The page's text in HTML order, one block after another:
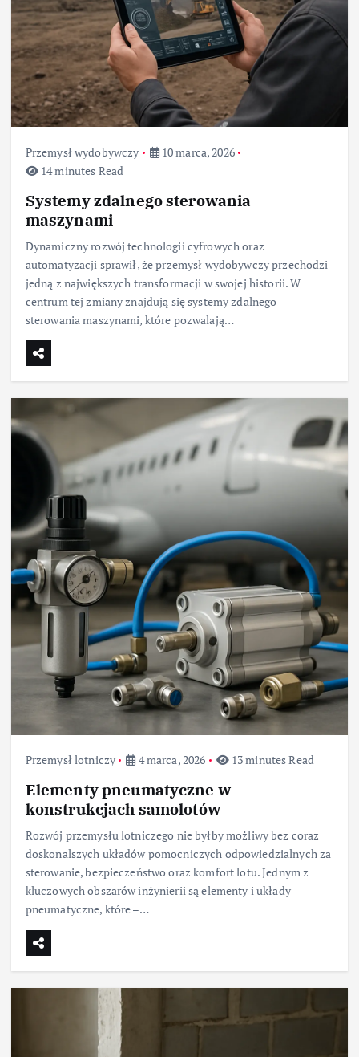
Przemysł wydobywczy
10 marca, 2026
14 minutes Read
Systemy zdalnego sterowania
maszynami
Dynamiczny rozwój technologii cyfrowych oraz
automatyzacji sprawił, że przemysł wydobywczy przechodzi
jedną z największych transformacji w swojej historii. W
centrum tej zmiany znajdują się systemy zdalnego
sterowania maszynami, które pozwalają…
Przemysł lotniczy 4 marca, 2026 13 minutes Read
Elementy pneumatyczne w
konstrukcjach samolotów
Rozwój przemysłu lotniczego nie byłby możliwy bez coraz
doskonalszych układów pomocniczych odpowiedzialnych za
sterowanie, bezpieczeństwo oraz komfort lotu. Jednym z
kluczowych obszarów inżynierii są elementy i układy
pneumatyczne, które –…